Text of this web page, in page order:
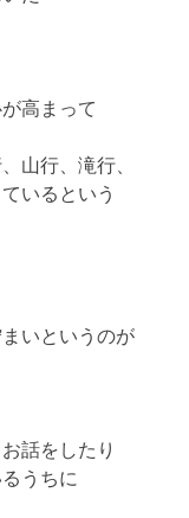
高まって
山行、滝行、
いるという
いというのが
話をしたり
うちに